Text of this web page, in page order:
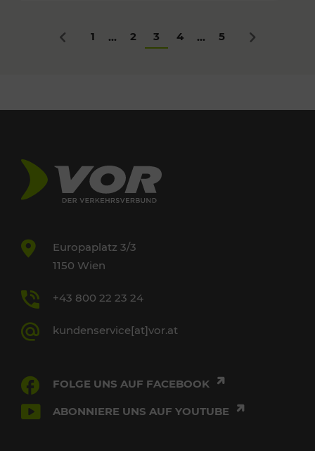
Zurück
1 ... 2 3 4 ... 5 Nächstes
Europaplatz 3/3
1150 Wien
+43 800 22 23 24
kundenservice[at]vor.at
FOLGE UNS AUF FACEBOOK
ABONNIERE UNS AUF YOUTUBE